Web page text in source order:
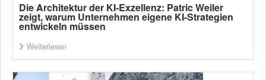
Die Architektur der KI-Exzellenz: Patric Weiler
zeigt, warum Unternehmen eigene KI-Strategien
entwickeln müssen
Weiterlesen